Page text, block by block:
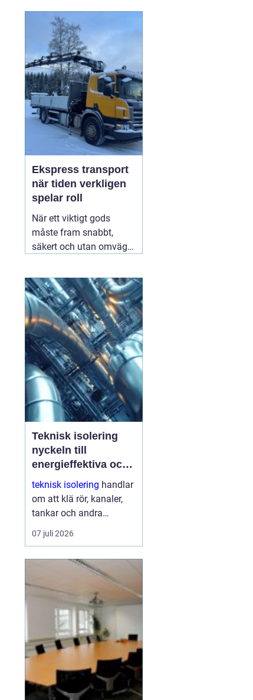
konkurrensen ökar blir
varje möte med kunden
viktigt...
Ekspress transport
när tiden verkligen
spelar roll
När ett viktigt gods
måste fram snabbt,
säkert och utan omvägar
transportpartner
avgörande. Företag som
är beroende av täta
leveranser vet hur stor
skillnad en timme kan
göra för produktion,
montageteam eller
slutkund. Här01 augusti
2026
Teknisk isolering
nyckeln till
energieffektiva och
driftsäkra
anläggningar
teknisk isolering handlar
om att klä rör, kanaler,
tankar och andra
installationer med
isolermaterial för att
människor och skapa
stabil drift. Med rätt
07 juli 2026